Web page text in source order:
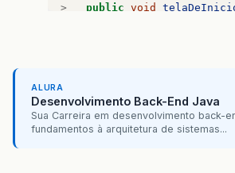
>
public void
>
>
>
telaDesc();
>
}
ALURA
Desenvolvimento Back-End Java
Sua Carreira em desenvolvimento back-
fundamentos à arquitetura de sistemas...